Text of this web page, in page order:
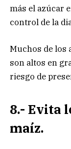
más el azúcar
control de la
Muchos de los
son altos en
riesgo de
8.- Evita
maíz.